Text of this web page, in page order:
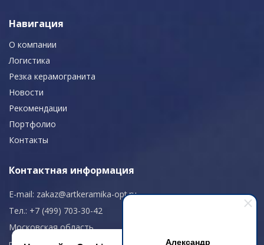
Александр
Навигация
О компании
Логистика
Резка керамогранита
Новости
Рекомендации
Портфолио
Контакты
Контактная информация
E-mail: zakaz@artkeramika-opt.ru
Тел.: +7 (499) 703-30-42
Московская область,